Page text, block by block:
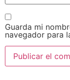
Guarda mi
navegador para